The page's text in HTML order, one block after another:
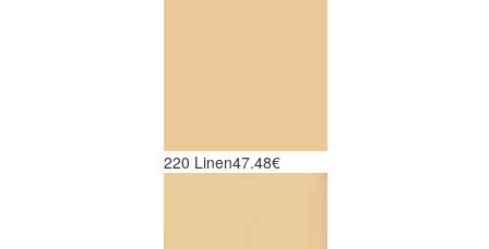
220 Linen47.48€